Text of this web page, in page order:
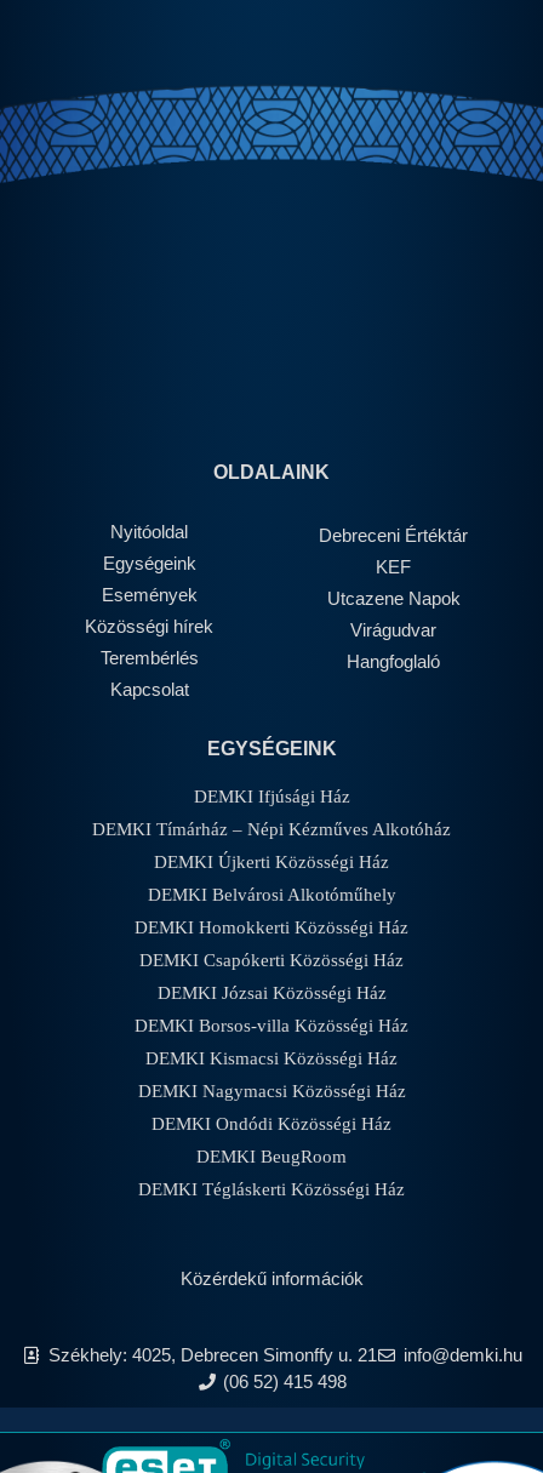
OLDALAINK
Nyitóoldal
Egységeink
Események
Közösségi hírek
Terembérlés
Kapcsolat
Debreceni Értéktár
KEF
Utcazene Napok
Virágudvar
Hangfoglaló
EGYSÉGEINK
DEMKI Ifjúsági Ház
DEMKI Tímárház – Népi Kézműves Alkotóház
DEMKI Újkerti Közösségi Ház
DEMKI Belvárosi Alkotóműhely
DEMKI Homokkerti Közösségi Ház
DEMKI Csapókerti Közösségi Ház
DEMKI Józsai Közösségi Ház
DEMKI Borsos-villa Közösségi Ház
DEMKI Kismacsi Közösségi Ház
DEMKI Nagymacsi Közösségi Ház
DEMKI Ondódi Közösségi Ház
DEMKI BeugRoom
DEMKI Tégláskerti Közösségi Ház
Közérdekű információk
Székhely: 4025, Debrecen Simonffy u. 21
info@demki.hu
(06 52) 415 498